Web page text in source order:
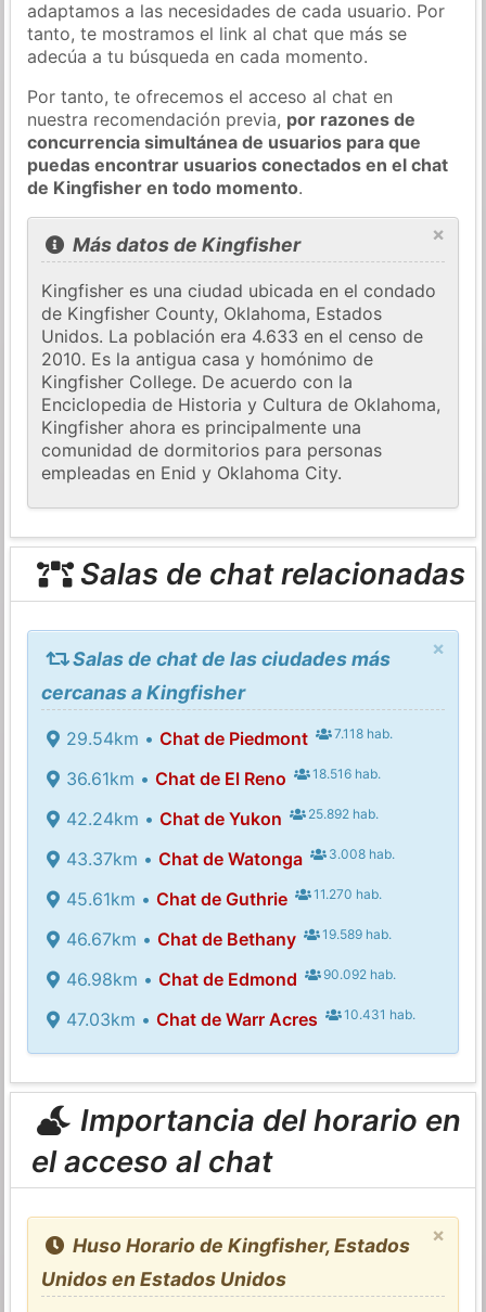
adaptamos a las necesidades de cada usuario. Por
tanto, te mostramos el link al chat que más se
adecúa a tu búsqueda en cada momento.
Por tanto, te ofrecemos el acceso al chat en
nuestra recomendación previa, por razones de
concurrencia simultánea de usuarios para que
puedas encontrar usuarios conectados en el chat
de Kingfisher en todo momento.
×
Más datos de Kingfisher
Kingfisher es una ciudad ubicada en el condado
de Kingfisher County, Oklahoma, Estados
Unidos. La población era 4.633 en el censo de
2010. Es la antigua casa y homónimo de
Kingfisher College. De acuerdo con la
Enciclopedia de Historia y Cultura de Oklahoma,
Kingfisher ahora es principalmente una
comunidad de dormitorios para personas
empleadas en Enid y Oklahoma City.
Salas de chat relacionadas
×
Salas de chat de las ciudades más
cercanas a Kingfisher
29.54km • Chat de Piedmont 7.118 hab.
36.61km • Chat de El Reno 18.516 hab.
42.24km • Chat de Yukon 25.892 hab.
43.37km • Chat de Watonga 3.008 hab.
45.61km • Chat de Guthrie 11.270 hab.
46.67km • Chat de Bethany 19.589 hab.
46.98km • Chat de Edmond 90.092 hab.
47.03km • Chat de Warr Acres 10.431 hab.
Importancia del horario en
el acceso al chat
×
Huso Horario de Kingfisher, Estados
Unidos en Estados Unidos